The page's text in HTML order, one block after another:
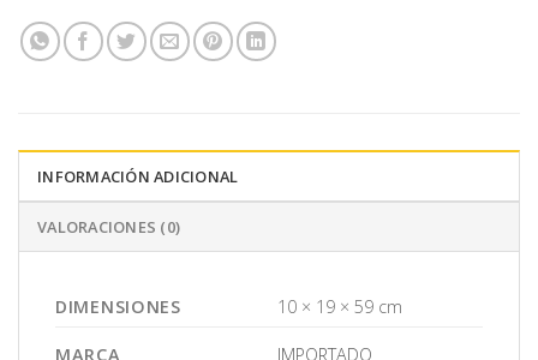
INFORMACIÓN ADICIONAL
VALORACIONES (0)
DIMENSIONES 10 × 19 × 59 cm
MARCA IMPORTADO